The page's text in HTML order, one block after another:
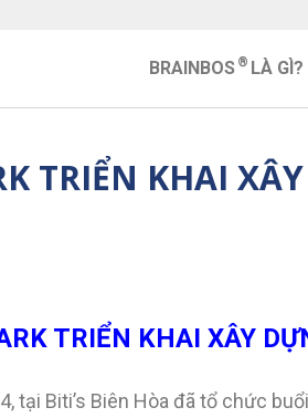
BRAINBOS ® LÀ GÌ?
TRIỂN KHAI
TRIỂN KHAI XÂY
tại Biti’s Biên Hòa đã tổ chức